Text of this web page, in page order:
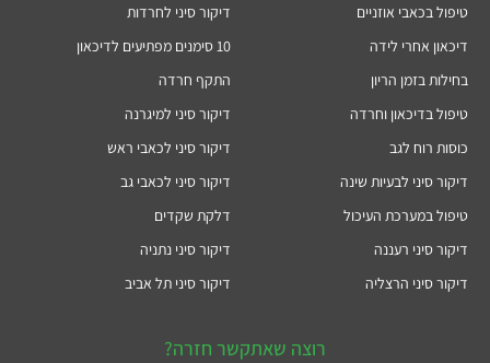
טיפול בכאבי אוזניים
דיכאון אחרי לידה
בחילות בזמן הריון
טיפול בדיכאון וחרדה
כוסות רוח לגב
דיקור סיני לבעיות שינה
טיפול במערכת העיכול
דיקור סיני רעננה
דיקור סיני הרצליה
דיקור סיני לחרדות
10 סימנים מפתיעים לדיכאון
התקף חרדה
דיקור סיני למיגרנה
דיקור סיני לכאבי ראש
דיקור סיני לכאבי גב
דלקת שקדים
דיקור סיני נתניה
דיקור סיני תל אביב
רוצה שאתקשר חזרה?